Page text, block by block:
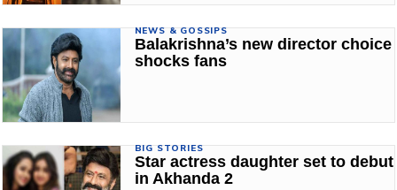
NEWS & GOSSIPS
Balakrishna’s new director choice
shocks fans
BIG STORIES
Star actress daughter set to debut
in Akhanda 2